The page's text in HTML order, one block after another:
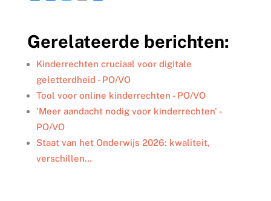
e
d
I
n
b
o
o
k
t
e
r
l
n
Gerelateerde berichten:
Kinderrechten cruciaal voor digitale
geletterdheid - PO/VO
Tool voor online kinderrechten - PO/VO
'Meer aandacht nodig voor kinderrechten' -
PO/VO
Staat van het Onderwijs 2026: kwaliteit,
verschillen…